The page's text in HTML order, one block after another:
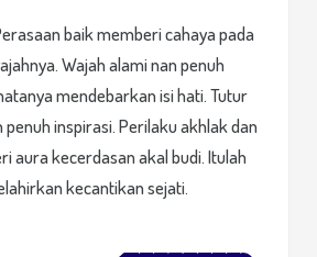
baik memberi cahaya pada
Wajah alami nan penuh
mendebarkan isi hati. Tutur
inspirasi. Perilaku akhlak dan
aura kecerdasan akal budi. Itulah
kecantikan sejati.